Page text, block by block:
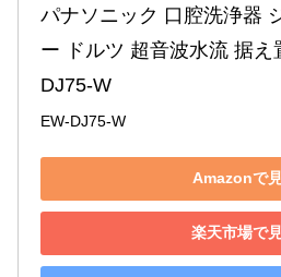
パナソニック 口腔洗浄器
ー ドルツ 超音波水流 据
DJ75-W
EW-DJ75-W
Amazonで
楽天市場で